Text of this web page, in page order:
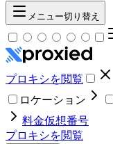
メニュー切り替え
プロキシを閲覧
ロケーション
料金仮想番号
プロキシを閲覧